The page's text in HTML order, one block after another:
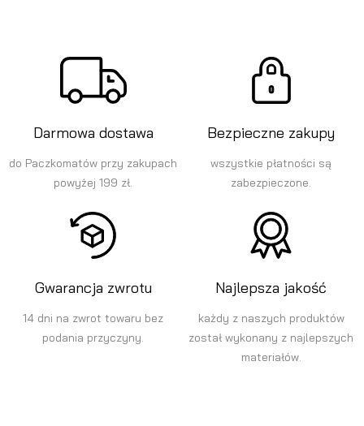
Darmowa dostawa
do Paczkomatów przy zakupach
powyżej 199 zł.
Bezpieczne zakupy
wszystkie płatności są
zabezpieczone.
Gwarancja zwrotu
14 dni na zwrot towaru bez
podania przyczyny.
Najlepsza jakość
każdy z naszych produktów
został wykonany z najlepszych
materiałów.